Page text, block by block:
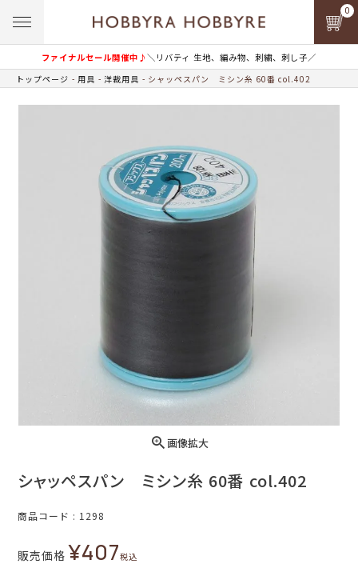
ファイナルセール開催中♪＼リバティ 生地、編み物、刺繍、刺し子／
0
トップページ 用具 洋裁用具 シャッペスパン ミシン糸 60番 col.402
画像拡大
シャッペスパン ミシン糸 60番 col.402
商品コード 1298
販売価格 ¥407税込